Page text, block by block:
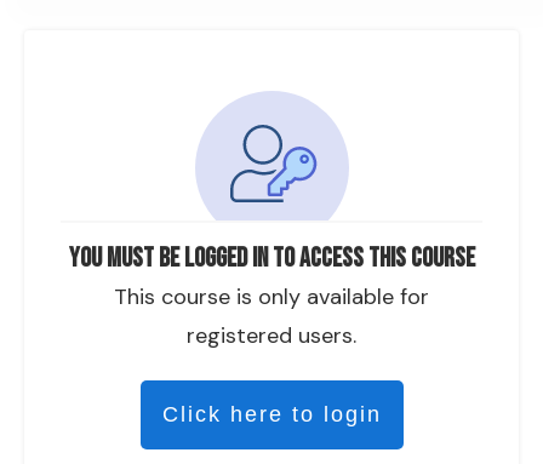
You must be logged in to access this course
This course is only available for
registered users.
Click here to login